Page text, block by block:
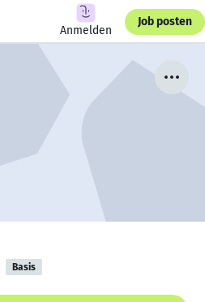
Anmelden
Job posten
Basis